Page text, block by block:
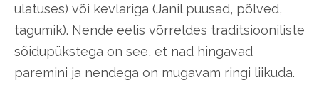
ulatuses) või kevlariga (Janil puusad, põlved,
tagumik). Nende eelis võrreldes traditsiooniliste
sõidupükstega on see, et nad hingavad
paremini ja nendega on mugavam ringi liikuda.